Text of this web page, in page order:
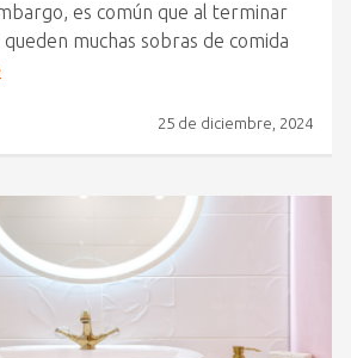
es común que al terminar
muchas sobras de comida
25 de diciembre, 2024